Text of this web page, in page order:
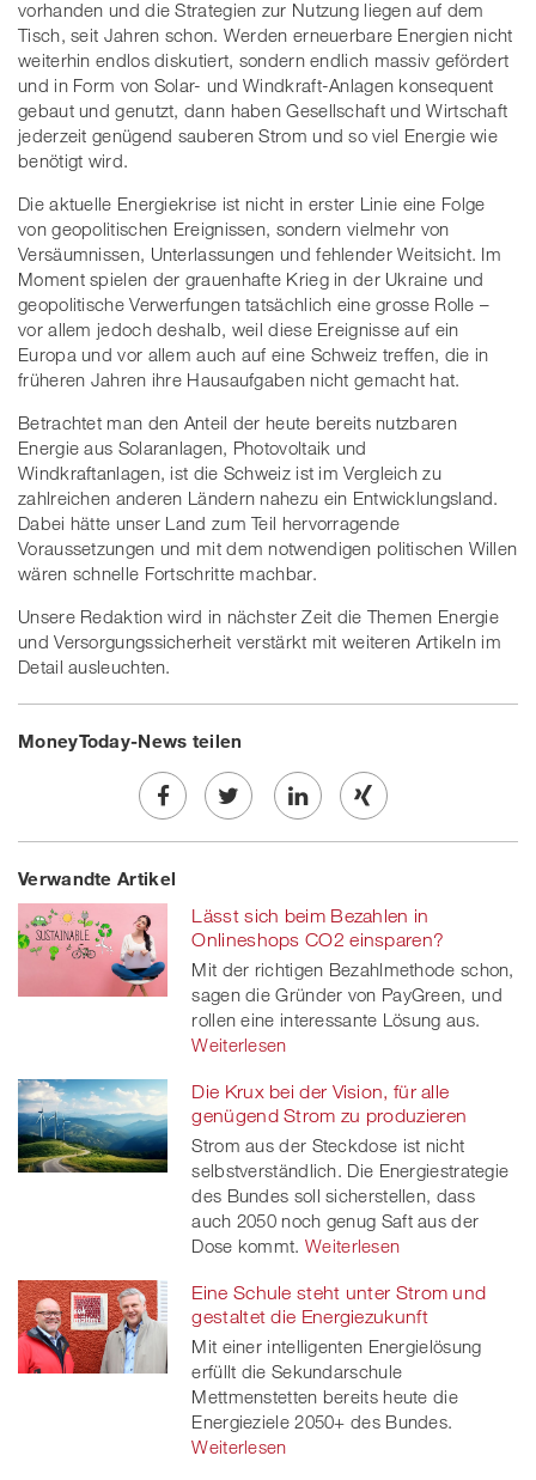
vorhanden und die Strategien zur Nutzung liegen auf dem
Tisch, seit Jahren schon. Werden erneuerbare Energien nicht
weiterhin endlos diskutiert, sondern endlich massiv gefördert
und in Form von Solar- und Windkraft-Anlagen konsequent
gebaut und genutzt, dann haben Gesellschaft und Wirtschaft
jederzeit genügend sauberen Strom und so viel Energie wie
benötigt wird.
Die aktuelle Energiekrise ist nicht in erster Linie eine Folge
von geopolitischen Ereignissen, sondern vielmehr von
Versäumnissen, Unterlassungen und fehlender Weitsicht. Im
Moment spielen der grauenhafte Krieg in der Ukraine und
geopolitische Verwerfungen tatsächlich eine grosse Rolle –
vor allem jedoch deshalb, weil diese Ereignisse auf ein
Europa und vor allem auch auf eine Schweiz treffen, die in
früheren Jahren ihre Hausaufgaben nicht gemacht hat.
Betrachtet man den Anteil der heute bereits nutzbaren
Energie aus Solaranlagen, Photovoltaik und
Windkraftanlagen, ist die Schweiz ist im Vergleich zu
zahlreichen anderen Ländern nahezu ein Entwicklungsland.
Dabei hätte unser Land zum Teil hervorragende
Voraussetzungen und mit dem notwendigen politischen Willen
wären schnelle Fortschritte machbar.
Unsere Redaktion wird in nächster Zeit die Themen Energie
und Versorgungssicherheit verstärkt mit weiteren Artikeln im
Detail ausleuchten.
MoneyToday-News teilen
Share
on
Facebook
Twe
on
twitt
er
Share
linkedin
Share
Xing
Verwandte Artikel
Lässt sich beim Bezahlen in
Onlineshops CO2 einsparen?
Mit der richtigen Bezahlmethode schon,
sagen die Gründer von PayGreen, und
rollen eine interessante Lösung aus.
Weiterlesen
Die Krux bei der Vision, für alle
genügend Strom zu produzieren
Strom aus der Steckdose ist nicht
selbstverständlich. Die Energiestrategie
des Bundes soll sicherstellen, dass
auch 2050 noch genug Saft aus der
Dose kommt. Weiterlesen
Eine Schule steht unter Strom und
gestaltet die Energiezukunft
Mit einer intelligenten Energielösung
erfüllt die Sekundarschule
Mettmenstetten bereits heute die
Energieziele 2050+ des Bundes.
Weiterlesen